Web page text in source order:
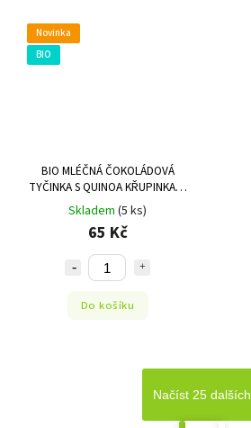
Novinka
BIO
BIO MLÉČNÁ ČOKOLÁDOVÁ
TYČINKA S QUINOA KŘUPINKAMI
Skladem (5 ks)
65 Kč
Do košíku
Načíst 25 dalších